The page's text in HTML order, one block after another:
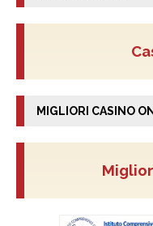
MIGLIORI CASINO